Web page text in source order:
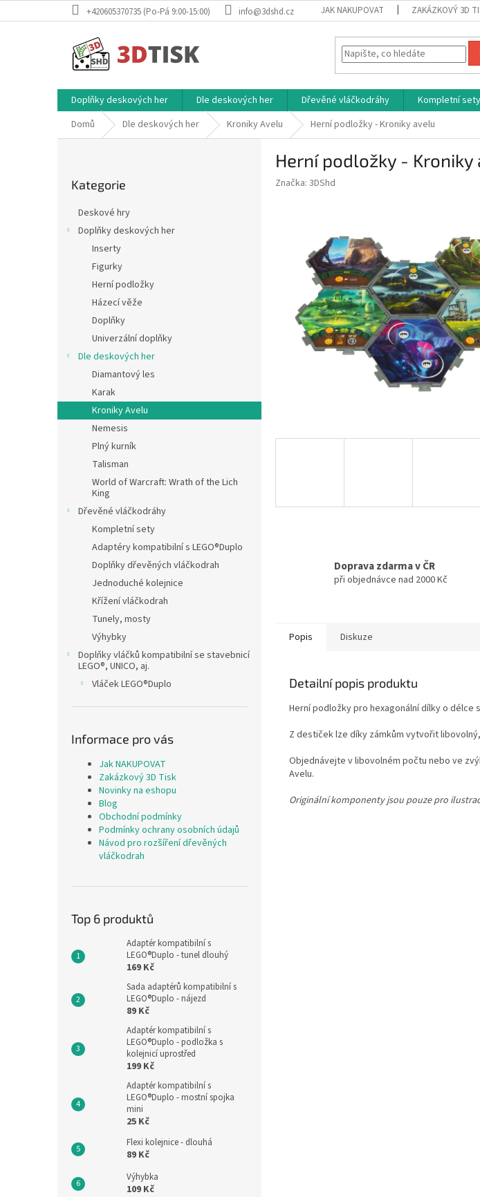
na
+420605370735 (Po-Pá 9:00-15:00) info@3dshd.cz JAK NAKUPOVAT ZAKÁZKOVÝ 3D
Doplňky deskových her Dle deskových her Dřevěné vláčkodráhy Kompletní sety
Domů
Dle deskových her Kroniky Avelu Herní podložky - Kroniky avelu
kategorie
Kategorie
Deskové hry
Doplňky deskových her
Inserty
Figurky
Herní podložky
Házecí věže
Doplňky
Univerzální doplňky
Dle deskových her
Diamantový les
Karak
Kroniky Avelu
Nemesis
Plný kurník
Talisman
World of Warcraft: Wrath of the Lich
King
Dřevěné vláčkodráhy
Kompletní sety
Adaptéry kompatibilní s LEGO®Duplo
Doplňky dřevěných vláčkodrah
Jednoduché kolejnice
Křížení vláčkodrah
Tunely, mosty
Výhybky
Doplňky vláčků kompatibilní se stavebnicí
LEGO®, UNICO, aj.
Vláček LEGO®Duplo
Informace pro vás
Jak NAKUPOVAT
Zakázkový 3D Tisk
Novinky na eshopu
Blog
Obchodní podmínky
Podmínky ochrany osobních údajů
Návod pro rozšíření dřevěných
vláčkodrah
Top 6 produktů
Adaptér kompatibilní s
LEGO®Duplo - tunel dlouhý
169 Kč
Sada adaptérů kompatibilní s
LEGO®Duplo - nájezd
89 Kč
Adaptér kompatibilní s
LEGO®Duplo - podložka s
kolejnicí uprostřed
199 Kč
Adaptér kompatibilní s
LEGO®Duplo - mostní spojka
mini
25 Kč
Flexi kolejnice - dlouhá
89 Kč
Výhybka
109 Kč
Herní podložky - Kroniky
Značka: 3DShd
Doprava zdarma v ČR
při objednávce nad 2000 Kč
Popis Diskuze
Detailní popis produktu
Herní podložky pro hexagonální dílky o délce
Z destiček lze díky zámkům vytvořit
Objednávejte v libovolném počtu nebo ve
Avelu.
Originální komponenty jsou pouze pro